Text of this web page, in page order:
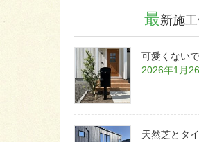
最新施工
可愛くない
2026年1月
天然芝とタ